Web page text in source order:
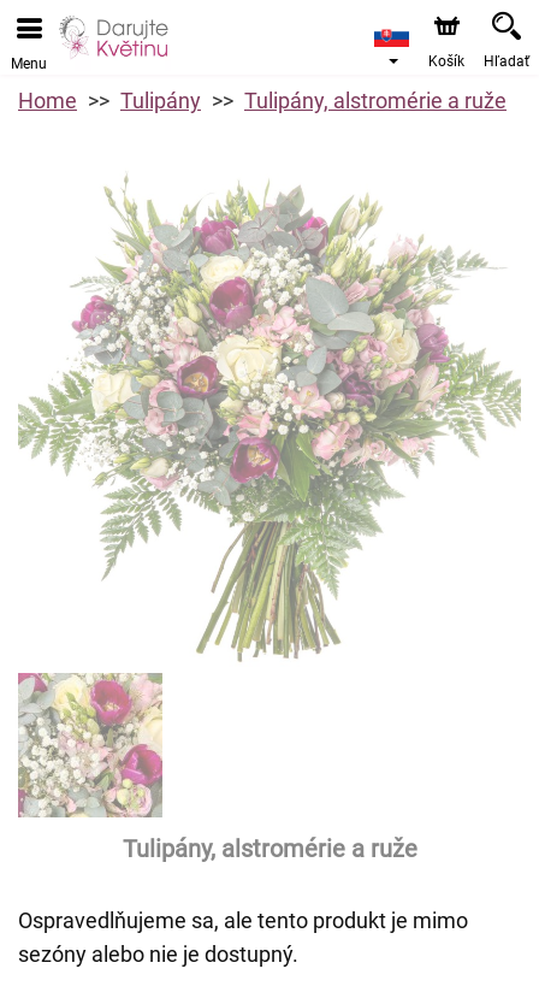
Menu Košík Hľadať
Home Tulipány Tulipány, alstromérie a ruže
Tulipány, alstromérie a ruže
Ospravedlňujeme sa, ale tento produkt je mimo
sezóny alebo nie je dostupný.